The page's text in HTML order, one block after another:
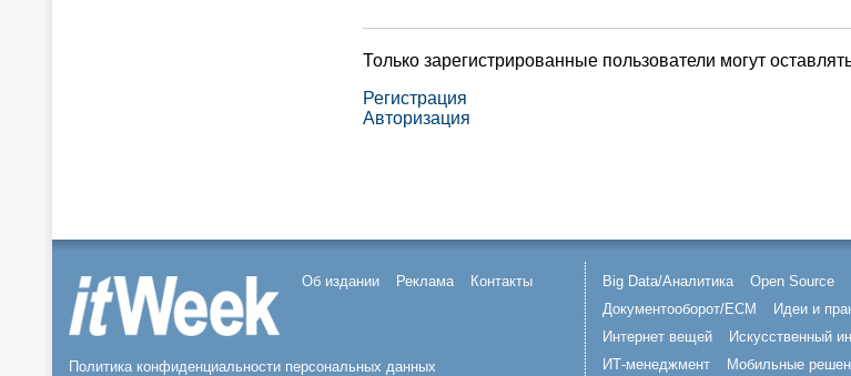
Только зарегистрированные пользователи могут
Регистрация
Авторизация
Об издании Реклама Контакты
Политика конфиденциальности персональных данных
Big Data/Аналитика Open Source
Документооборот/ECM
Идеи и
Интернет вещей
Искусственный
ИТ-менеджмент
Мобильные